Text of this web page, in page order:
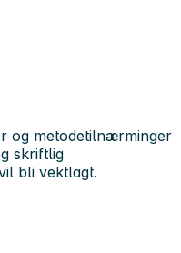
og metodetilnærminger
skriftlig
bli vektlagt.